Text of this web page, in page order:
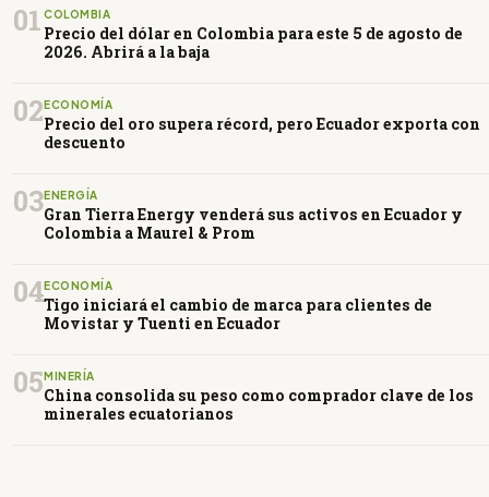
01 COLOMBIA
Precio del dólar en Colombia para este 5 de agosto de
2026. Abrirá a la baja
02 ECONOMÍA
Precio del oro supera récord, pero Ecuador exporta con
descuento
03ENERGÍA
Gran Tierra Energy venderá sus activos en Ecuador y
Colombia a Maurel & Prom
04ECONOMÍA
Tigo iniciará el cambio de marca para clientes de
Movistar y Tuenti en Ecuador
05 MINERÍA
China consolida su peso como comprador clave de los
minerales ecuatorianos